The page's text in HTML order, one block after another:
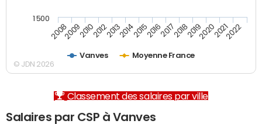
Vanves Moyenne France
20082009201020122013201420152016201720182019202020212022
1 500
© JDN 2026
Classement des salaires par ville
Salaires par CSP à Vanves